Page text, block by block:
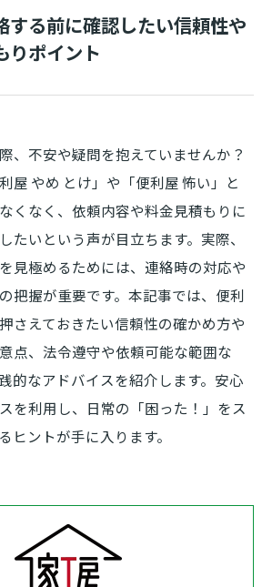
する前に確認したい信頼性や
りポイント
、不安や疑問を抱えていませんか？
屋 やめ とけ」や「便利屋 怖い」と
くなく、依頼内容や料金見積もりに
たいという声が目立ちます。実際、
見極めるためには、連絡時の対応や
把握が重要です。本記事では、便利
さえておきたい信頼性の確かめ方や
点、法令遵守や依頼可能な範囲な
的なアドバイスを紹介します。安心
を利用し、日常の「困った！」をス
ヒントが手に入ります。